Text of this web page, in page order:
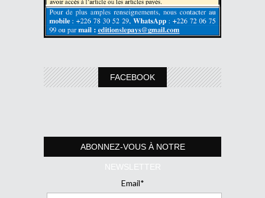
FACEBOOK
ABONNEZ-VOUS À NOTRE
NEWSLETTER
Email*